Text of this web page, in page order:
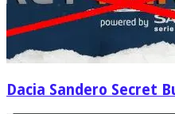
Dacia Sandero Secret